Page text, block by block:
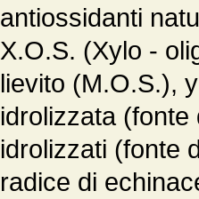
antiossidanti
X.O.S. (Xylo -
lievito (M.O.S.),
idrolizzata
idrolizzati (fonte
radice di